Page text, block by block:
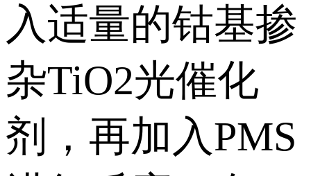
入适量的钴基掺
杂TiO2光催化
剂，再加入PMS